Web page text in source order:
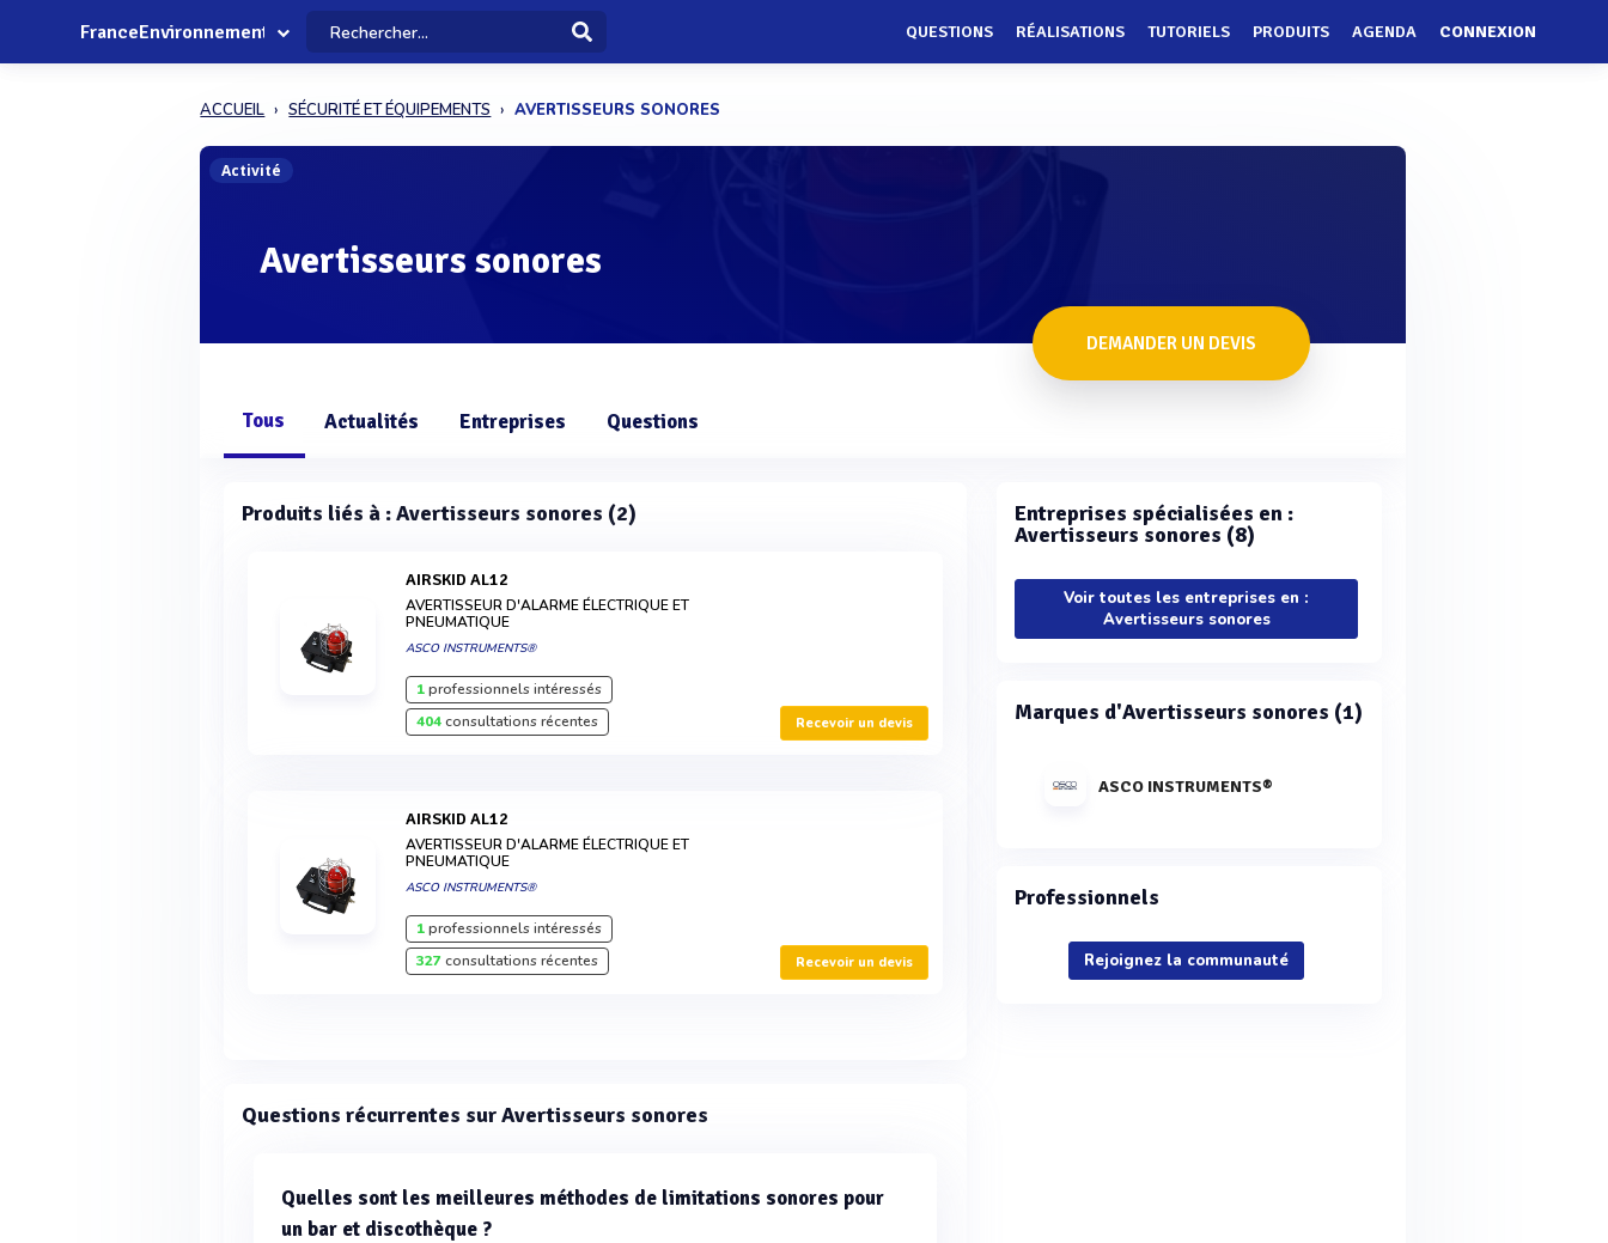
FranceEnvironnement QUESTIONS RÉALISATIONS TUTORIELS PRODUITS AGENDA CONNEXION
ACCUEIL SÉCURITÉ ET ÉQUIPEMENTS AVERTISSEURS SONORES
Activité
Avertisseurs sonores
DEMANDER UN DEVIS
Tous Actualités Entreprises Questions
Produits liés à : Avertisseurs sonores (2)
AIRSKID AL12
AVERTISSEUR D'ALARME ÉLECTRIQUE ET
PNEUMATIQUE
ASCO INSTRUMENTS®
1professionnels intéressés
404consultations récentes Recevoir un devis
AIRSKID AL12
AVERTISSEUR D'ALARME ÉLECTRIQUE ET
PNEUMATIQUE
ASCO INSTRUMENTS®
1professionnels intéressés
327consultations récentes Recevoir un devis
Questions récurrentes sur Avertisseurs sonores
Quelles sont les meilleures méthodes de limitations sonores pour
un bar et discothèque ?
Entreprises spécialisées en :
Avertisseurs sonores (8)
Voir toutes les entreprises en :
Avertisseurs sonores
Marques d'Avertisseurs sonores (1)
ASCO INSTRUMENTS®
Professionnels
Rejoignez la communauté